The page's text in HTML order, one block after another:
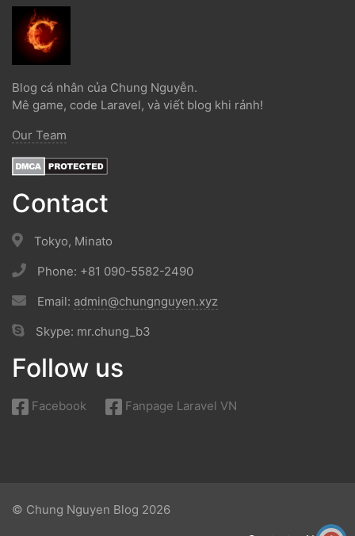
Blog cá nhân của Chung Nguyễn.
Mê game, code Laravel, và viết blog khi rảnh!
Our Team
Contact
Tokyo, Minato
Phone: +81 090-5582-2490
Email: admin@chungnguyen.xyz
Skype: mr.chung_b3
Follow us
Facebook Fanpage Laravel VN
© Chung Nguyen Blog 2026